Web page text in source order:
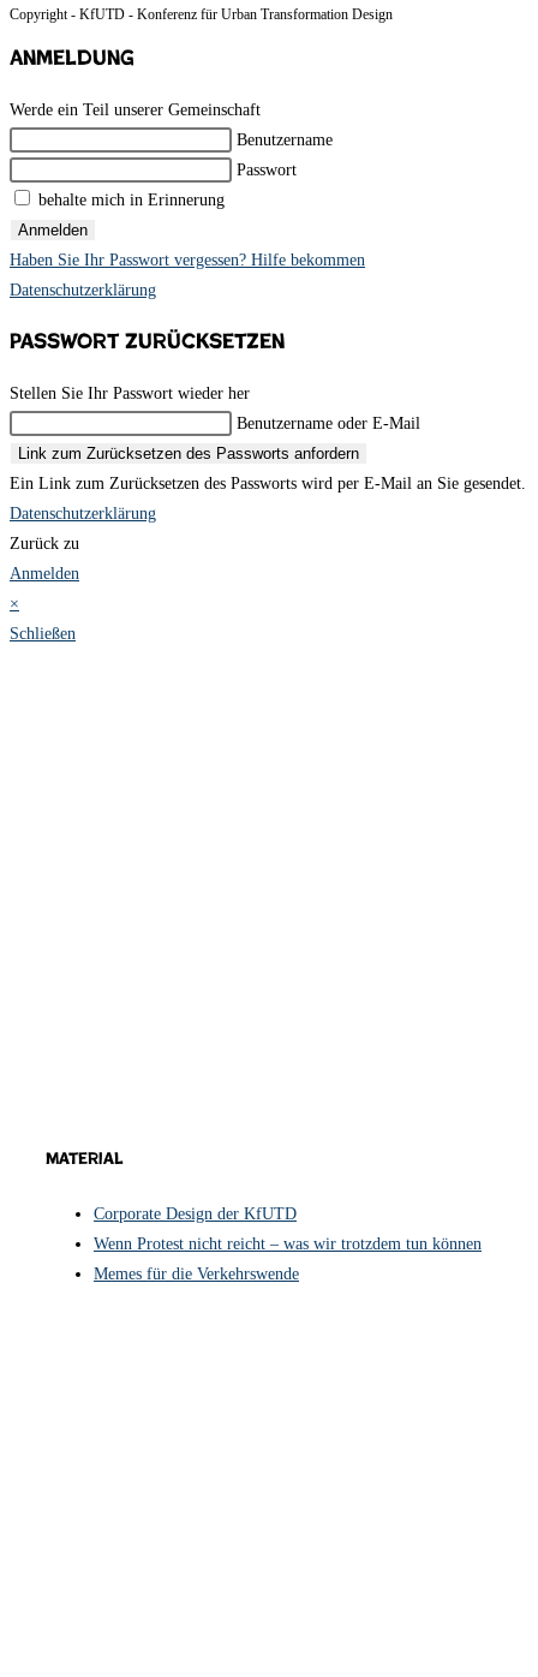
Copyright - KfUTD - Konferenz für Urban Transformation Design
Anmeldung
Werde ein Teil unserer Gemeinschaft
Benutzername
Passwort
behalte mich in Erinnerung
Anmelden
Haben Sie Ihr Passwort vergessen? Hilfe bekommen
Datenschutzerklärung
Passwort zurücksetzen
Stellen Sie Ihr Passwort wieder her
Benutzername oder E-Mail
Link zum Zurücksetzen des Passworts anfordern
Ein Link zum Zurücksetzen des Passworts wird per E-Mail an Sie gesendet.
Datenschutzerklärung
Zurück zu
Anmelden
×
Schließen
Material
Corporate Design der KfUTD
Wenn Protest nicht reicht – was wir trotzdem tun können
Memes für die Verkehrswende